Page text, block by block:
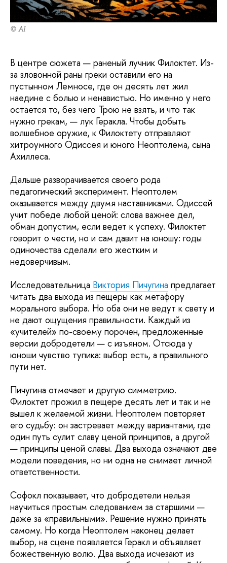
© AI
В центре сюжета — раненый лучник Филоктет. Из-
за зловонной раны греки оставили его на
пустынном Лемносе, где он десять лет жил
наедине с болью и ненавистью. Но именно у него
остается то, без чего Трою не взять, и что так
нужно грекам, — лук Геракла. Чтобы добыть
волшебное оружие, к Филоктету отправляют
хитроумного Одиссея и юного Неоптолема, сына
Ахиллеса.
Дальше разворачивается своего рода
педагогический эксперимент. Неоптолем
оказывается между двумя наставниками. Одиссей
учит победе любой ценой: слова важнее дел,
обман допустим, если ведет к успеху. Филоктет
говорит о чести, но и сам давит на юношу: годы
одиночества сделали его жестким и
недоверчивым.
Исследовательница Виктория Пичугина предлагает
читать два выхода из пещеры как метафору
морального выбора. Но оба они не ведут к свету и
не дают ощущения правильности. Каждый из
«учителей» по-своему порочен, предложенные
версии добродетели — с изъяном. Отсюда у
юноши чувство тупика: выбор есть, а правильного
пути нет.
Пичугина отмечает и другую симметрию.
Филоктет прожил в пещере десять лет и так и не
вышел к желаемой жизни. Неоптолем повторяет
его судьбу: он застревает между вариантами, где
один путь сулит славу ценой принципов, а другой
— принципы ценой славы. Два выхода означают две
модели поведения, но ни одна не снимает личной
ответственности.
Софокл показывает, что добродетели нельзя
научиться простым следованием за старшими —
даже за «правильными». Решение нужно принять
самому. Но когда Неоптолем наконец делает
выбор, на сцене появляется Геракл и объявляет
божественную волю. Два выхода исчезают из